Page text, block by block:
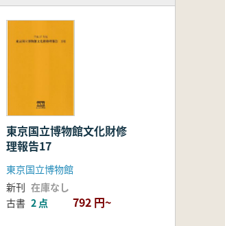
東京国立博物館文化財修
理報告17
東京国立博物館
新刊 在庫なし
古書 2 点 792 円~